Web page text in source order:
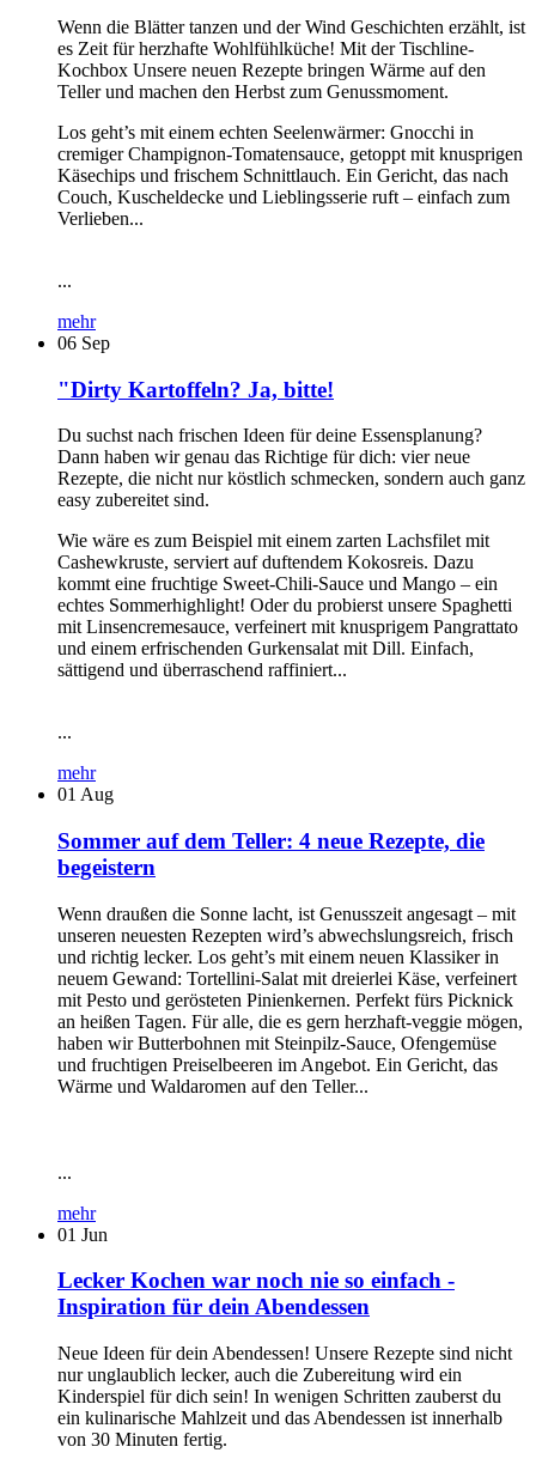
Wenn die Blätter tanzen und der Wind Geschichten erzählt, ist
es Zeit für herzhafte Wohlfühlküche! Mit der Tischline-
Kochbox Unsere neuen Rezepte bringen Wärme auf den
Teller und machen den Herbst zum Genussmoment.
Los geht’s mit einem echten Seelenwärmer: Gnocchi in
cremiger Champignon-Tomatensauce, getoppt mit knusprigen
Käsechips und frischem Schnittlauch. Ein Gericht, das nach
Couch, Kuscheldecke und Lieblingsserie ruft – einfach zum
Verlieben...
...
mehr
06 Sep
"Dirty Kartoffeln? Ja, bitte!
Du suchst nach frischen Ideen für deine Essensplanung?
Dann haben wir genau das Richtige für dich: vier neue
Rezepte, die nicht nur köstlich schmecken, sondern auch ganz
easy zubereitet sind.
Wie wäre es zum Beispiel mit einem zarten Lachsfilet mit
Cashewkruste, serviert auf duftendem Kokosreis. Dazu
kommt eine fruchtige Sweet-Chili-Sauce und Mango – ein
echtes Sommerhighlight! Oder du probierst unsere Spaghetti
mit Linsencremesauce, verfeinert mit knusprigem Pangrattato
und einem erfrischenden Gurkensalat mit Dill. Einfach,
sättigend und überraschend raffiniert...
...
mehr
01 Aug
Sommer auf dem Teller: 4 neue Rezepte, die
begeistern
Wenn draußen die Sonne lacht, ist Genusszeit angesagt – mit
unseren neuesten Rezepten wird’s abwechslungsreich, frisch
und richtig lecker. Los geht’s mit einem neuen Klassiker in
neuem Gewand: Tortellini-Salat mit dreierlei Käse, verfeinert
mit Pesto und gerösteten Pinienkernen. Perfekt fürs Picknick
an heißen Tagen. Für alle, die es gern herzhaft-veggie mögen,
haben wir Butterbohnen mit Steinpilz-Sauce, Ofengemüse
und fruchtigen Preiselbeeren im Angebot. Ein Gericht, das
Wärme und Waldaromen auf den Teller...
...
mehr
01 Jun
Lecker Kochen war noch nie so einfach -
Inspiration für dein Abendessen
Neue Ideen für dein Abendessen! Unsere Rezepte sind nicht
nur unglaublich lecker, auch die Zubereitung wird ein
Kinderspiel für dich sein! In wenigen Schritten zauberst du
ein kulinarische Mahlzeit und das Abendessen ist innerhalb
von 30 Minuten fertig.